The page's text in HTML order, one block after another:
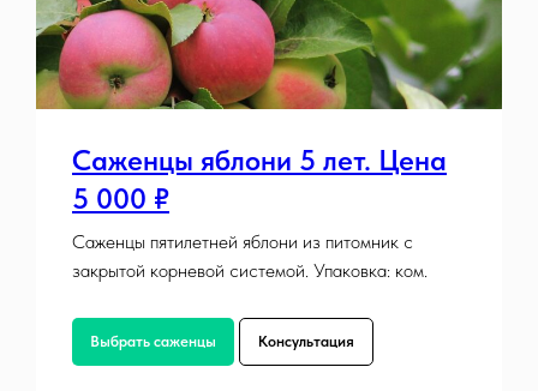
Саженцы яблони 5 лет. Цена
5 000 ₽
Саженцы пятилетней яблони из питомник с
закрытой корневой системой. Упаковка: ком.
Выбрать саженцы Консультация